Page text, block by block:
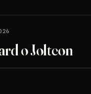
o Jolteon